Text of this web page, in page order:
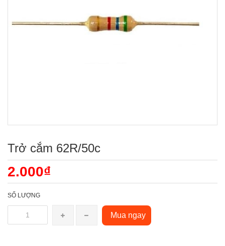
Trở cắm 62R/50c
2.000₫
SỐ LƯỢNG
Mua ngay